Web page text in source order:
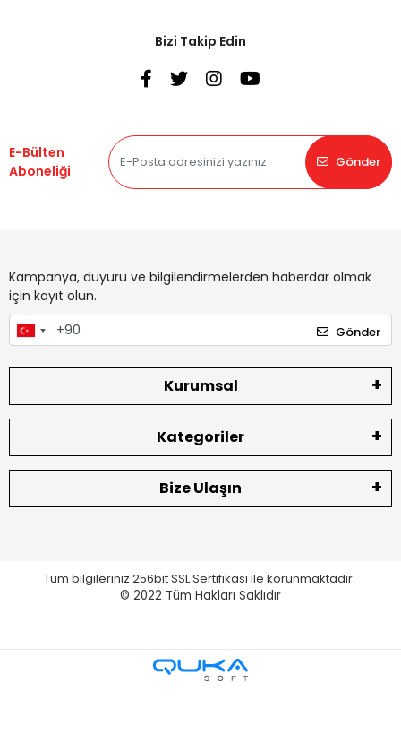
Bizi Takip Edin
E-Bülten
Aboneliği
Gönder
Kampanya, duyuru ve bilgilendirmelerden haberdar olmak
için kayıt olun.
Gönder
Kurumsal
Kategoriler
Bize Ulaşın
Tüm bilgileriniz 256bit SSL Sertifikası ile korunmaktadır.
© 2022 Tüm Hakları Saklıdır